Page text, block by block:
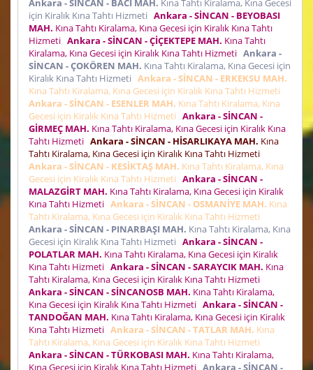
için Kiralık Kına Tahtı Hizmeti Ankara - SİNCAN - BEYOBASI
MAH. Kına Tahtı Kiralama, Kına Gecesi için Kiralık Kına Tahtı
Hizmeti Ankara - SİNCAN - ÇİÇEKTEPE MAH. Kına Tahtı
Kiralama, Kına Gecesi için Kiralık Kına Tahtı Hizmeti Ankara -
SİNCAN - ÇOKÖREN MAH. Kına Tahtı Kiralama, Kına Gecesi için
Kiralık Kına Tahtı Hizmeti Ankara - SİNCAN - ERKEKSU MAH.
Kına Tahtı Kiralama, Kına Gecesi için Kiralık Kına Tahtı Hizmeti
Ankara - SİNCAN - ESENLER MAH. Kına Tahtı Kiralama, Kına
Gecesi için Kiralık Kına Tahtı Hizmeti Ankara - SİNCAN -
GİRMEÇ MAH. Kına Tahtı Kiralama, Kına Gecesi için Kiralık Kına
Tahtı Hizmeti Ankara - SİNCAN - HİSARLIKAYA MAH. Kına
Tahtı Kiralama, Kına Gecesi için Kiralık Kına Tahtı Hizmeti
Ankara - SİNCAN - KESİKTAŞ MAH. Kına Tahtı Kiralama, Kına
Gecesi için Kiralık Kına Tahtı Hizmeti Ankara - SİNCAN -
MALAZGİRT MAH. Kına Tahtı Kiralama, Kına Gecesi için Kiralık
Kına Tahtı Hizmeti Ankara - SİNCAN - OSMANİYE MAH. Kına
Tahtı Kiralama, Kına Gecesi için Kiralık Kına Tahtı Hizmeti
Ankara - SİNCAN - PINARBAŞI MAH. Kına Tahtı Kiralama, Kına
Gecesi için Kiralık Kına Tahtı Hizmeti Ankara - SİNCAN -
POLATLAR MAH. Kına Tahtı Kiralama, Kına Gecesi için Kiralık
Kına Tahtı Hizmeti Ankara - SİNCAN - SARAYCIK MAH. Kına
Tahtı Kiralama, Kına Gecesi için Kiralık Kına Tahtı Hizmeti
Ankara - SİNCAN - SİNCANOSB MAH. Kına Tahtı Kiralama,
Kına Gecesi için Kiralık Kına Tahtı Hizmeti Ankara - SİNCAN -
TANDOĞAN MAH. Kına Tahtı Kiralama, Kına Gecesi için Kiralık
Kına Tahtı Hizmeti Ankara - SİNCAN - TATLAR MAH. Kına
Tahtı Kiralama, Kına Gecesi için Kiralık Kına Tahtı Hizmeti
Ankara - SİNCAN - TÜRKOBASI MAH. Kına Tahtı Kiralama,
Kına Gecesi için Kiralık Kına Tahtı Hizmeti Ankara - SİNCAN -